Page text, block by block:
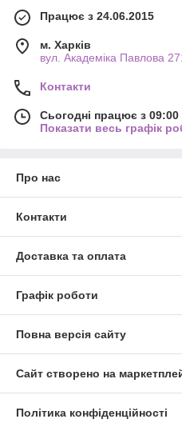
Працює з 24.06.2015
м. Харків
вул. Академіка Павлова
Контакти
Сьогодні працює з
Показати весь графік
Про нас
Контакти
Доставка та оплата
Графік роботи
Повна версія сайту
Сайт створено на
Політика конфіденційності